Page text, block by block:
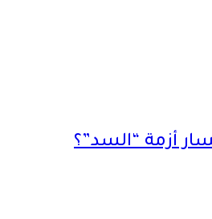
أزمة “السد”؟